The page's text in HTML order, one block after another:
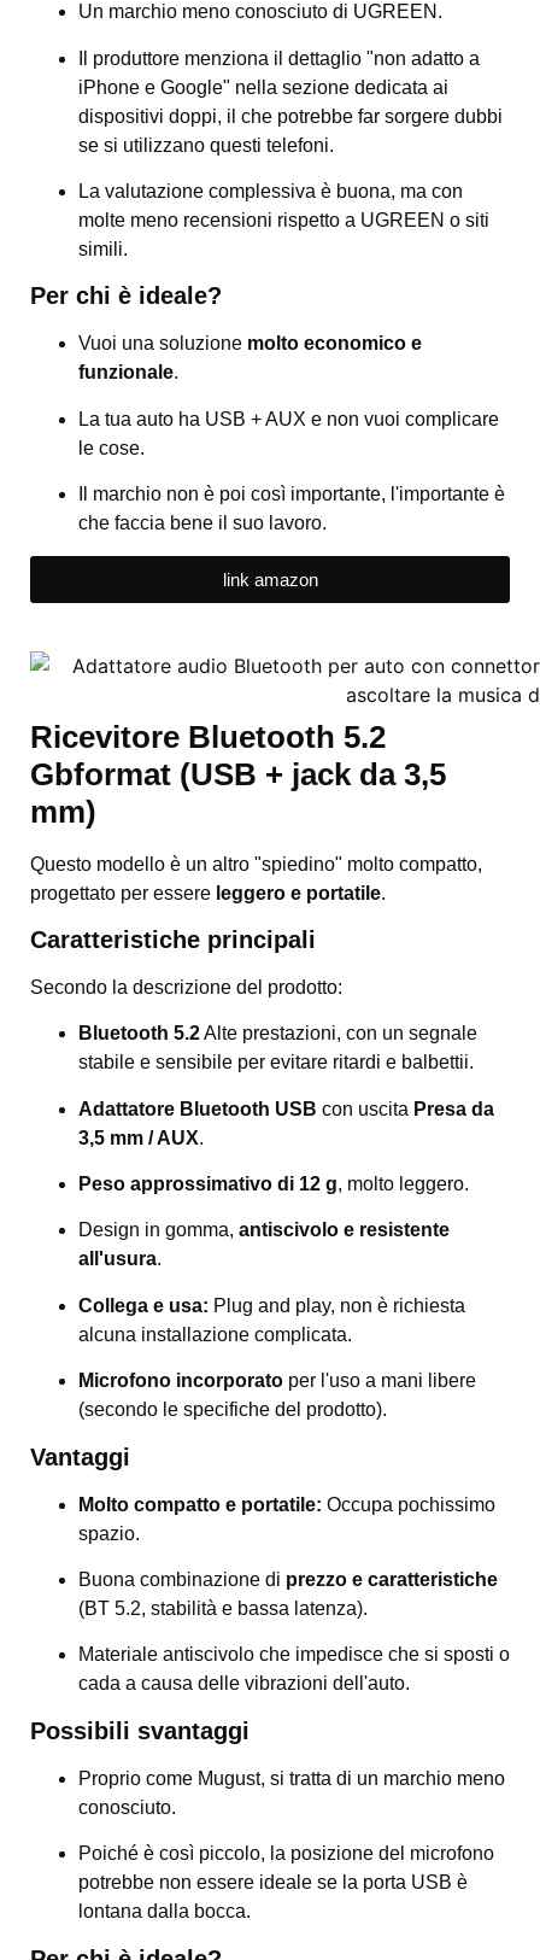
Un marchio meno conosciuto di UGREEN.
Il produttore menziona il dettaglio "non adatto a
iPhone e Google" nella sezione dedicata ai
dispositivi doppi, il che potrebbe far sorgere dubbi
se si utilizzano questi telefoni.
La valutazione complessiva è buona, ma con
molte meno recensioni rispetto a UGREEN o siti
simili.
Per chi è ideale?
Vuoi una soluzione molto economico e
funzionale.
La tua auto ha USB + AUX e non vuoi complicare
le cose.
Il marchio non è poi così importante, l'importante è
che faccia bene il suo lavoro.
link amazon
Ricevitore Bluetooth 5.2
Gbformat (USB + jack da 3,5
mm)
Questo modello è un altro "spiedino" molto compatto,
progettato per essere leggero e portatile.
Caratteristiche principali
Secondo la descrizione del prodotto:
Bluetooth 5.2Alte prestazioni, con un segnale
stabile e sensibile per evitare ritardi e balbettii.
Adattatore Bluetooth USB con uscita Presa da
3,5 mm / AUX.
Peso approssimativo di 12 g, molto leggero.
Design in gomma, antiscivolo e resistente
all'usura.
Collega e usa: Plug and play, non è richiesta
alcuna installazione complicata.
Microfono incorporato per l'uso a mani libere
(secondo le specifiche del prodotto).
Vantaggi
Molto compatto e portatile: Occupa pochissimo
spazio.
Buona combinazione di prezzo e caratteristiche
(BT 5.2, stabilità e bassa latenza).
Materiale antiscivolo che impedisce che si sposti o
cada a causa delle vibrazioni dell'auto.
Possibili svantaggi
Proprio come Mugust, si tratta di un marchio meno
conosciuto.
Poiché è così piccolo, la posizione del microfono
potrebbe non essere ideale se la porta USB è
lontana dalla bocca.